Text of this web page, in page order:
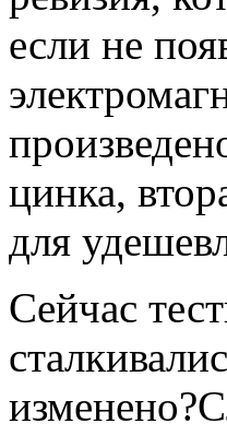
если не
цинка,
для
Сейчас